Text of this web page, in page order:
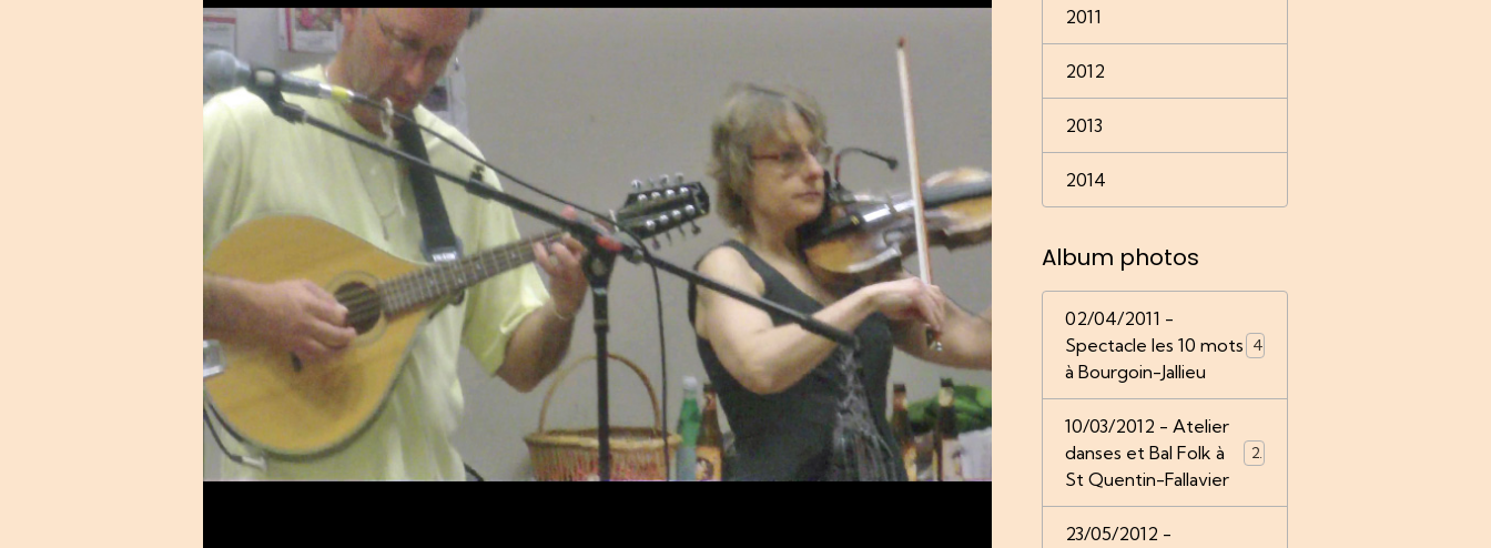
2011
2012
2013
2014
Album photos
02/04/2011 -
Spectacle les 10 mots
à Bourgoin-Jallieu
10/03/2012 - Atelier
danses et Bal Folk à
St Quentin-Fallavier
22
23/05/2012 -